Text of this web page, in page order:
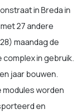
in Breda in
27 andere
maandag de
complex in gebruik.
jaar bouwen.
worden
en